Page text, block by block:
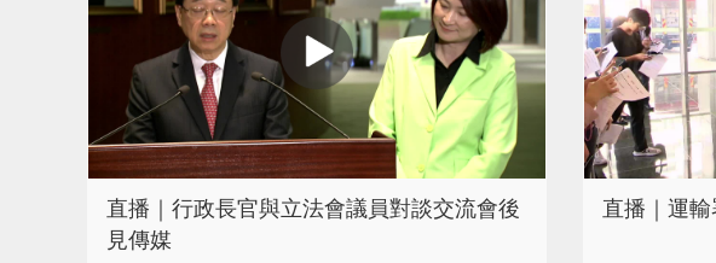
直播｜行政長官與立法會議員對談交流會後
見傳媒
直播｜運